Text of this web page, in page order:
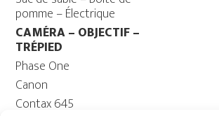
pomme – Électrique
CAMÉRA – OBJECTIF –
TRÉPIED
Phase One
Canon
Contax 645